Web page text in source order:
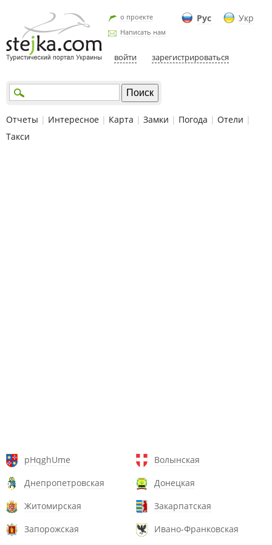
Рус Укр
о проекте
Написать нам
войти зарегистрироваться
Отчеты | Интересное | Карта | Замки | Погода | Отели |
Такси
pHqghUme
Волынская
Днепропетровская
Донецкая
Житомирская
Закарпатская
Запорожская
Ивано-Франковская